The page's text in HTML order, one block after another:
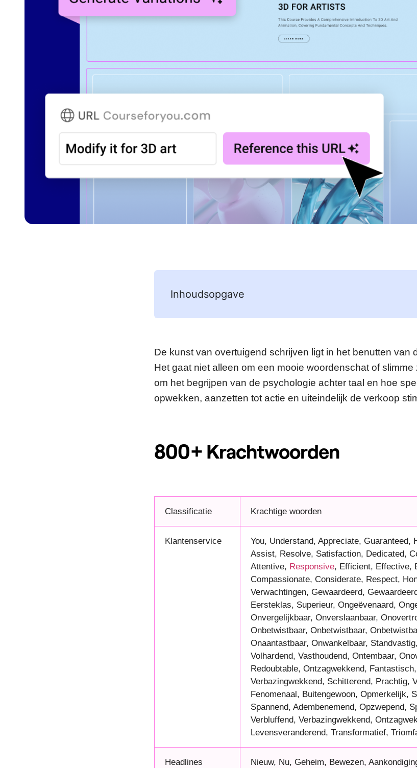
Inhoudsopgave
De kunst van overtuigend schrijven ligt in het benutten van
Het gaat niet alleen om een mooie woordenschat of
om het begrijpen van de psychologie achter taal en hoe
opwekken, aanzetten tot actie en uiteindelijk de verkoop
800+ Krachtwoorden
Classificatie Krachtige woorden
Klantenservice
You, Understand, Appreciate, Guaranteed,
Assist, Resolve, Satisfaction, Dedicated,
Attentive, Responsive, Efficient, Effective,
Compassionate, Considerate, Respect,
Verwachtingen, Gewaardeerd,
Eersteklas, Superieur, Ongeëvenaard,
Onvergelijkbaar, Onverslaanbaar,
Onbetwistbaar, Onbetwistbaar,
Onaantastbaar, Onwankelbaar,
Volhardend, Vasthoudend, Ontembaar,
Redoubtable, Ontzagwekkend,
Verbazingwekkend, Schitterend, Prachtig,
Fenomenaal, Buitengewoon, Opmerkelijk,
Spannend, Adembenemend, Opzwepend,
Verbluffend, Verbazingwekkend,
Levensveranderend, Transformatief,
Headlines
Nieuw, Nu, Geheim, Bewezen,